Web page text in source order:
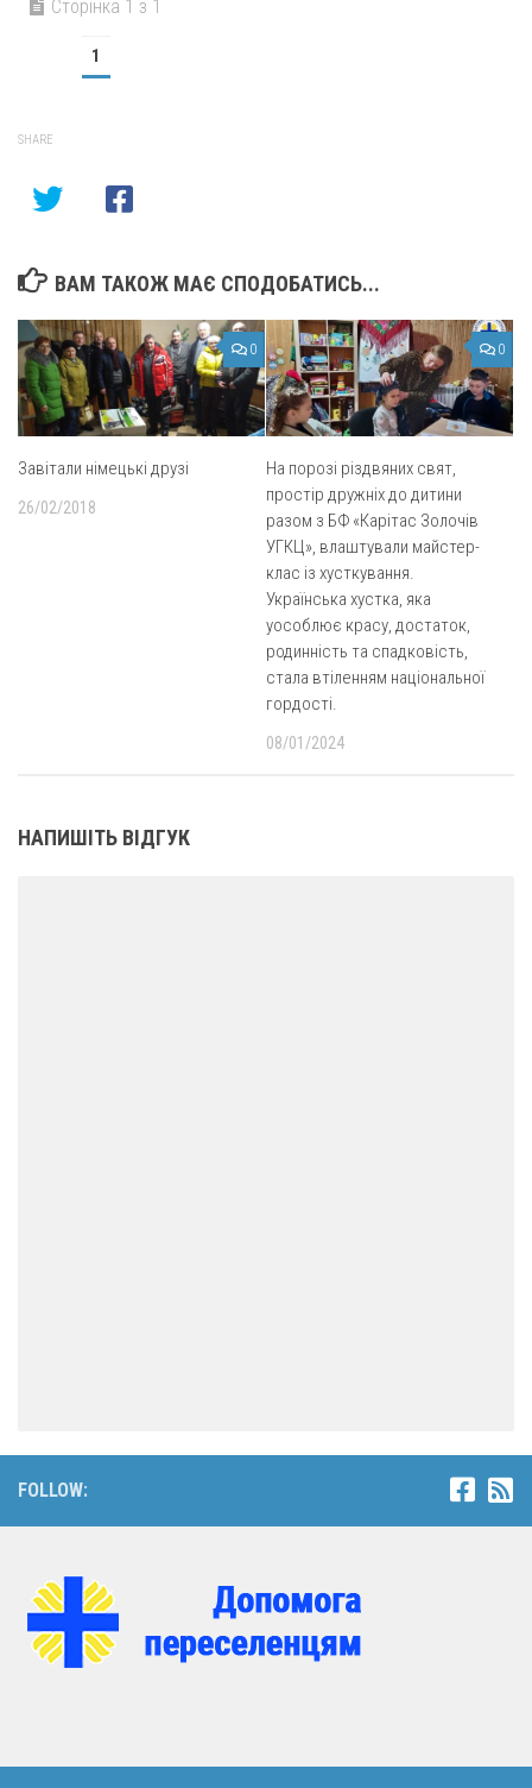
Сторінка 1 з 1
1
SHARE
ВАМ ТАКОЖ МАЄ СПОДОБАТИСЬ...
0
Завітали німецькі друзі
26/02/2018
0
На порозі різдвяних свят,
простір дружніх до дитини
разом з БФ «Карітас Золочів
УГКЦ», влаштували майстер-
клас із хусткування.
Українська хустка, яка
уособлює красу, достаток,
родинність та спадковість,
стала втіленням національної
гордості.
08/01/2024
НАПИШІТЬ ВІДГУК
FOLLOW: